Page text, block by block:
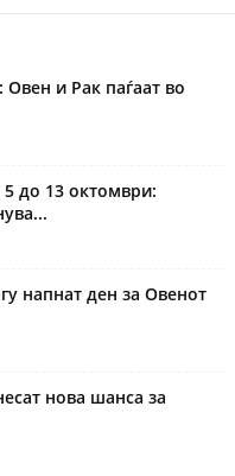
Овен и Рак паѓаат во
до 13 октомври:
напнат ден за Овенот
нова шанса за